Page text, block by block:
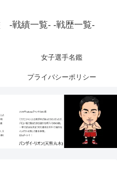
-戦績一覧- -戦歴一覧-
女子選手名鑑
プライバシーポリシー